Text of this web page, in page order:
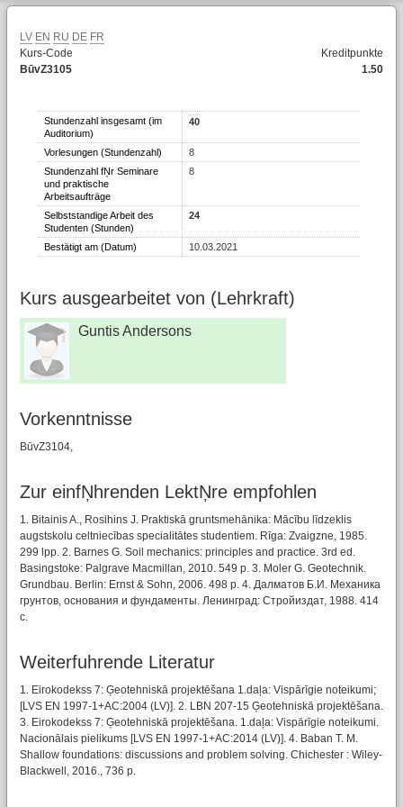
LV EN RU DE FR
Kurs-Code
BūvZ3105
Kreditpunkte
1.50
Stundenzahl insgesamt (im
Auditorium)
40
Vorlesungen (Stundenzahl)
8
Stundenzahl fŅr Seminare
und praktische
Arbeitsaufträge
8
Selbststandige Arbeit des
Studenten (Stunden)
24
Bestätigt am (Datum) 10.03.2021
Kurs ausgearbeitet von (Lehrkraft)
Guntis Andersons
Vorkenntnisse
BūvZ3104,
Zur einfŅhrenden LektŅre empfohlen
1. Bitainis A., Rosihins J. Praktiskā gruntsmehānika: Mācību līdzeklis
augstskolu celtniecības specialitātes studentiem. Rīga: Zvaigzne, 1985.
299 lpp. 2. Barnes G. Soil mechanics: principles and practice. 3rd ed.
Basingstoke: Palgrave Macmillan, 2010. 549 p. 3. Moler G. Geotechnik.
Grundbau. Berlin: Ernst & Sohn, 2006. 498 p. 4. Далматов Б.И. Механика
грунтов, основания и фундаменты. Ленинград: Стройиздат, 1988. 414
c.
Weiterfuhrende Literatur
1. Eirokodekss 7: Ģeotehniskā projektēšana 1.daļa: Vispārīgie noteikumi;
[LVS EN 1997-1+AC:2004 (LV)]. 2. LBN 207-15 Ģeotehniskā projektēšana.
3. Eirokodekss 7: Ģeotehniskā projektēšana. 1.daļa: Vispārīgie noteikumi.
Nacionālais pielikums [LVS EN 1997-1+AC:2014 (LV)]. 4. Baban T. M.
Shallow foundations: discussions and problem solving. Chichester : Wiley-
Blackwell, 2016., 736 p.